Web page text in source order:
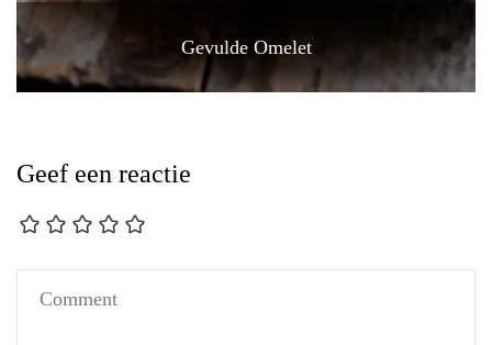
Gevulde Omelet
Geef een reactie